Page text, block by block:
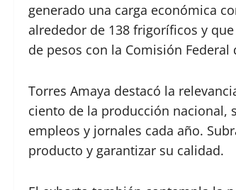
generado una carga económica
alrededor de 138 frigoríficos y
de pesos con la Comisión Federal
Torres Amaya destacó la
ciento de la producción nacional,
empleos y jornales cada año.
producto y garantizar su calidad.